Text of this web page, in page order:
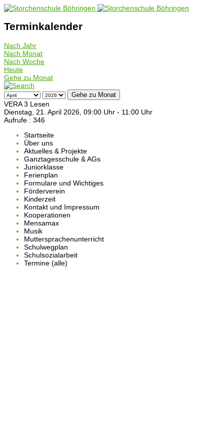
Terminkalender
Nach Jahr
Nach Monat
Nach Woche
Heute
Gehe zu Monat
Gehe zu Monat
VERA 3 Lesen
Dienstag, 21. April 2026, 09:00 Uhr - 11:00 Uhr
Aufrufe : 346
Startseite
Über uns
Aktuelles & Projekte
Ganztagesschule & AGs
Juniorklasse
Ferienplan
Formulare und Wichtiges
Förderverein
Kinderzeit
Kontakt und Impressum
Kooperationen
Mensamax
Musik
Muttersprachenunterricht
Schulwegplan
Schulsozialarbeit
Termine (alle)